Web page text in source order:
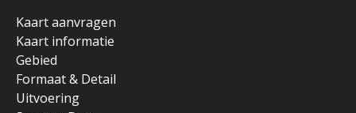
Kaart aanvragen
Kaart informatie
Gebied
Formaat & Detail
Uitvoering